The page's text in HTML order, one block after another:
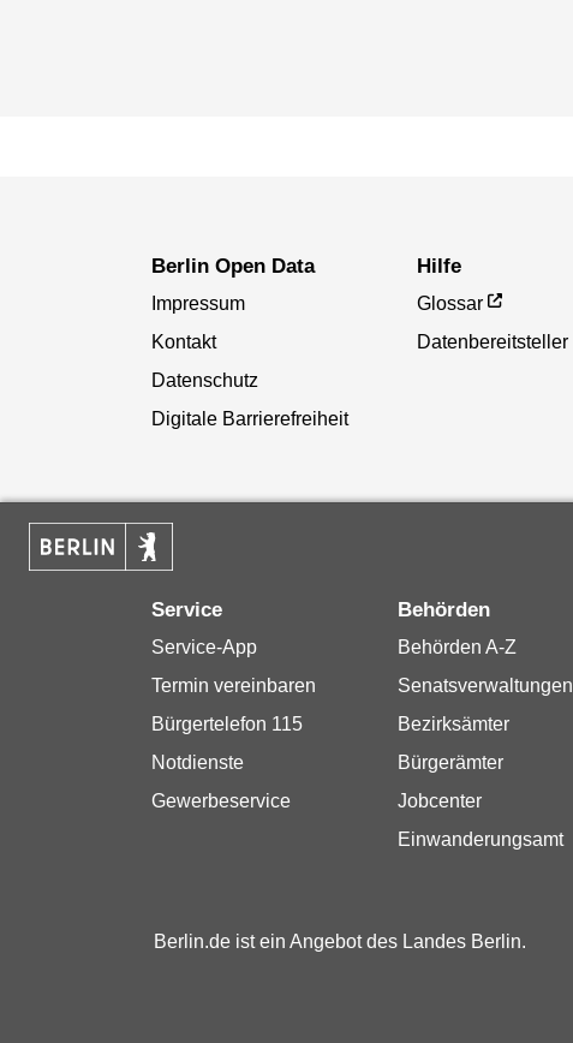
Berlin Open Data
Impressum
Kontakt
Datenschutz
Digitale Barrierefreiheit
Hilfe
Glossar
Datenbereitsteller
Service
Service-App
Termin vereinbaren
Bürgertelefon 115
Notdienste
Gewerbeservice
Behörden
Behörden A-Z
Senatsverwaltungen
Bezirksämter
Bürgerämter
Jobcenter
Einwanderungsamt
Berlin.de ist ein Angebot des Landes Berlin.